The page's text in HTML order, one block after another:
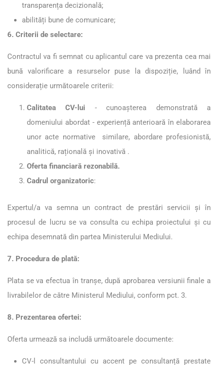
transparența decizională;
abilități bune de comunicare;
6. Criterii de selectare:
Contractul va fi semnat cu aplicantul care va prezenta cea mai
bună valorificare a resurselor puse la dispoziție, luând în
considerație următoarele criterii:
Calitatea CV-lui - cunoașterea demonstrată a
domeniului abordat - experiență anterioară în elaborarea
unor acte normative similare, abordare profesionistă,
analitică, rațională şi inovativă .
Oferta financiară rezonabilă.
Cadrul organizatoric:
Expertul/a va semna un contract de prestări servicii şi în
procesul de lucru se va consulta cu echipa proiectului și cu
echipa desemnată din partea Ministerului Mediului.
7. Procedura de plată:
Plata se va efectua în tranșe, după aprobarea versiunii finale a
livrabilelor de către Ministerul Mediului, conform pct. 3.
8. Prezentarea ofertei:
Oferta urmează sa includă următoarele documente:
CV-l consultantului cu accent pe consultanță prestate